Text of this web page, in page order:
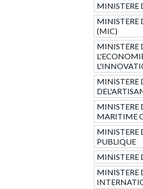
MINISTERE
MINISTERE
(MIC)
MINISTERE
MINISTERE
MINISTERE
MARITIME
MINISTERE
PUBLIQUE
MINISTERE
MINISTERE